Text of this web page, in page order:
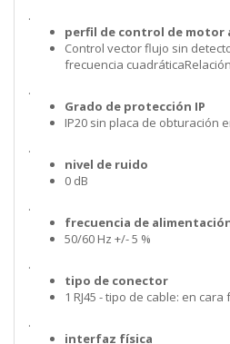
.
perfil de control de motor
Control vector flujo sin
frecuencia
.
Grado de protección IP
IP20 sin placa de obturación
.
nivel de ruido
0 dB
.
frecuencia de
50/60 Hz +/- 5 %
.
tipo de conector
1 RJ45 - tipo de cable: en
.
interfaz física